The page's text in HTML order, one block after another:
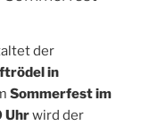
der
in
Sommerfest im
Uhrwird der